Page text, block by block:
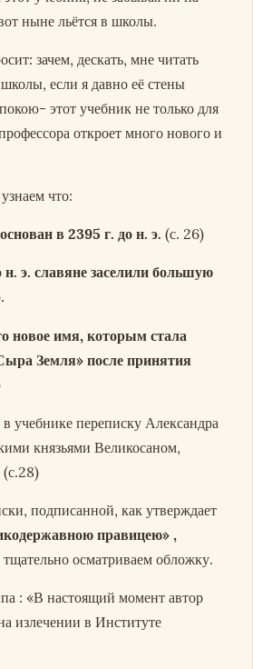
ныне льётся в школы.
зачем, дескать, мне читать
если я давно её стены
этот учебник не только для
откроет много нового и
что:
в 2395 г. до н. э. (с. 26)
э. славяне заселили большую
новое имя, которым стала
Земля» после принятия
учебнике переписку Александра
князьями Великосаном,
подписанной, как утверждает
правицею» ,
осматриваем обложку.
: «В настоящий момент автор
излечении в Институте